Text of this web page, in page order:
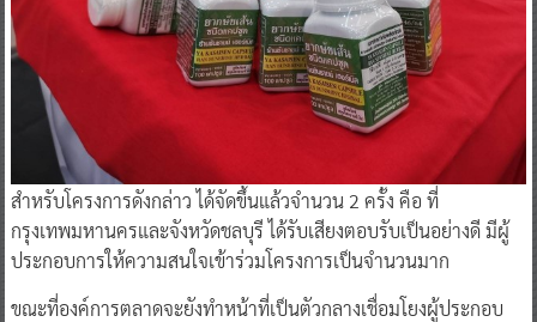
สำหรับโครงการดังกล่าว ได้จัดขึ้นแล้วจำนวน 2 ครั้ง คือ ที่
กรุงเทพมหานครและจังหวัดชลบุรี ได้รับเสียงตอบรับเป็นอย่างดี มีผู้
ประกอบการให้ความสนใจเข้าร่วมโครงการเป็นจำนวนมาก
ขณะที่องค์การตลาดจะยังทำหน้าที่เป็นตัวกลางเชื่อมโยงผู้ประกอบ